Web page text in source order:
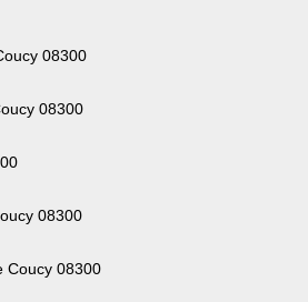
08300
08300
08300
Coucy 08300